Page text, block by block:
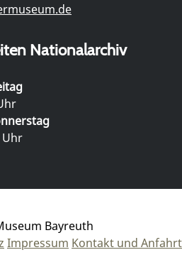
Nationalarchiv
Uhr
Bayreuth
Impressum Kontakt und Anfahrt